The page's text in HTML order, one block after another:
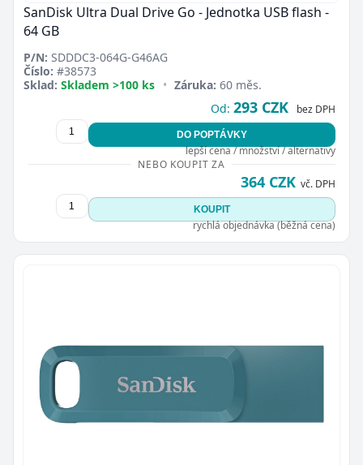
SanDisk Ultra Dual Drive Go - Jednotka USB flash -
64 GB
P/N: SDDDC3-064G-G46AG
Číslo: #38573
Sklad: Skladem >100 ks • Záruka: 60 měs.
Od: 293 CZK bez DPH
DO POPTÁVKY
lepší cena / množství / alternativy
NEBO KOUPIT ZA
364 CZK vč. DPH
KOUPIT
rychlá objednávka (běžná cena)